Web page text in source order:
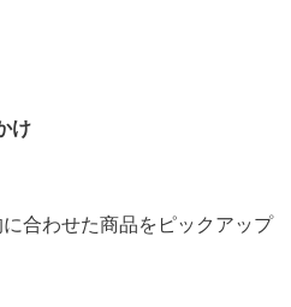
け
合わせた商品をピックアップ